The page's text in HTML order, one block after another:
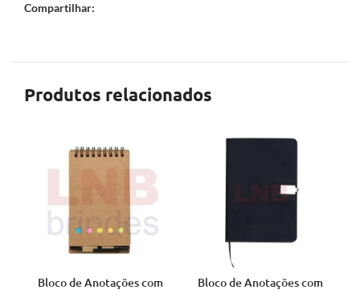
Compartilhar:
Produtos relacionados
Bloco de Anotações com
Bloco de Anotações com